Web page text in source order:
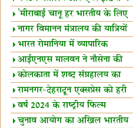
समझौता
'मीराबाई चानू हर भारतीय के लिए
प्रेरणा'
नागर विमानन मंत्रालय की यात्रियों
को सलाह
भारत रोमानिया में व्यापारिक
साझेदारियां
आईएनएस मालवन ने नौसेना की
ताकत बढ़ाई
कोलकाता में शब्द संग्रहालय का
उद्घाटन
रामनगर-देहरादून एक्सप्रेस को हरी
झंडीवर्ष 2024 के राष्ट्रीय फिल्म
पुरस्कारों की घोषणा
चुनाव आयोग का अखिल भारतीय